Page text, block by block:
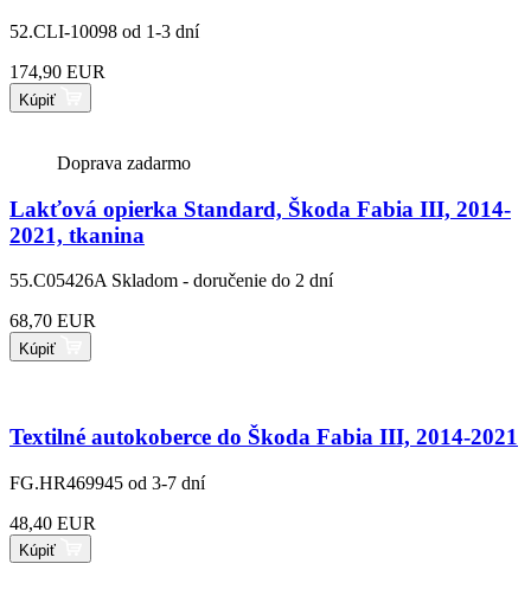
52.CLI-10098 od 1-3 dní
174,90 EUR
Kúpiť
Doprava zadarmo
Lakťová opierka Standard, Škoda Fabia III, 2014-
2021, tkanina
55.C05426A Skladom - doručenie do 2 dní
68,70 EUR
Kúpiť
Textilné autokoberce do Škoda Fabia III, 2014-2021
FG.HR469945 od 3-7 dní
48,40 EUR
Kúpiť